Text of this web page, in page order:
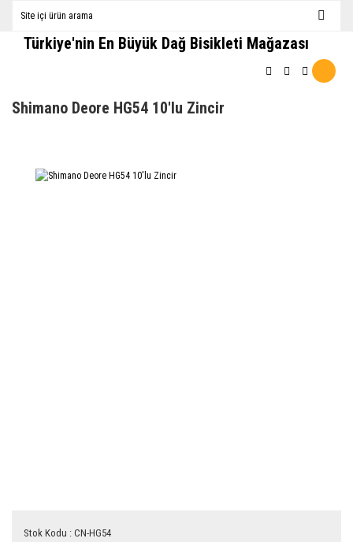
Türkiye'nin En Büyük Dağ Bisikleti Mağazası
Shimano Deore HG54 10'lu Zincir
Stok Kodu : CN-HG54